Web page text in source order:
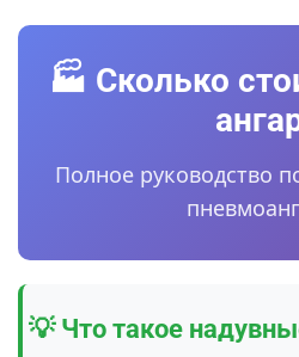
🏭 Сколько
Полное руководство
💡 Что такое